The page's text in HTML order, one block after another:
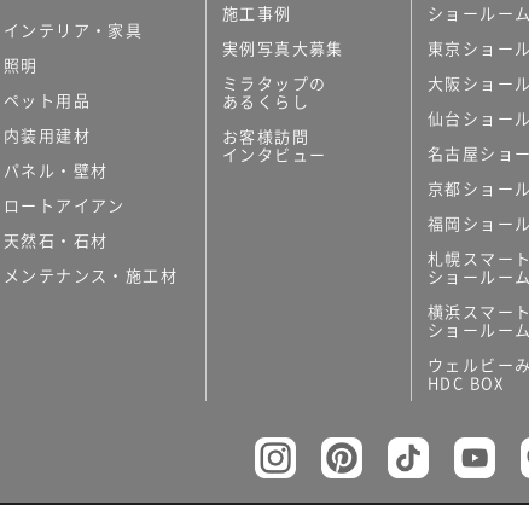
キッチン
コンパクトキッチン
コンパクトキッチンその他
カップボード（食器棚・キッチンボード）
コンビネーションキッチン（セクショナル
キッチン）
キッチン機器
インテリア・家具
照明
ペット用品
内装用建材
パネル・壁材
ロートアイアン
天然石・石材
メンテナンス・施工材
施工事例
実例写真大募集
ミラタップの
あるくらし
お客様訪問
インタビュー
ショールー
東京ショー
大阪ショー
仙台ショー
名古屋ショ
京都ショー
福岡ショー
札幌スマート
ショールーム
横浜スマート
ショールーム
ウェルビー
HDC BOX